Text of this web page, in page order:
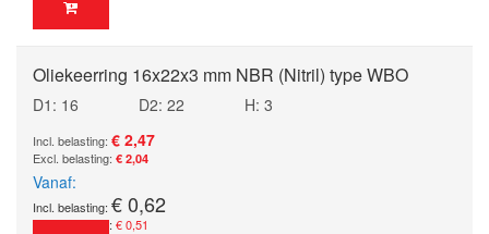
Oliekeerring 16x22x3 mm NBR (Nitril) type WBO
D1: 16 D2: 22
H: 3
€ 2,47
€ 2,04
Vanaf
€ 0,62
€ 0,51